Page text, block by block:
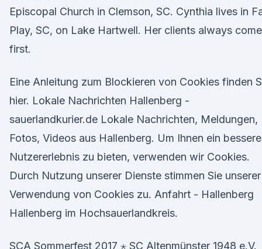
Episcopal Church in Clemson, SC. Cynthia lives in
Play, SC, on Lake Hartwell. Her clients always come
first.
Eine Anleitung zum Blockieren von Cookies finden
hier. Lokale Nachrichten Hallenberg -
sauerlandkurier.de Lokale Nachrichten, Meldungen,
Fotos, Videos aus Hallenberg. Um Ihnen ein
Nutzererlebnis zu bieten, verwenden wir Cookies.
Durch Nutzung unserer Dienste stimmen Sie unserer
Verwendung von Cookies zu. Anfahrt - Hallenberg
Hallenberg im Hochsauerlandkreis.
SCA Sommerfest 2017 ⋆ SC Altenmünster 1948 e.V.